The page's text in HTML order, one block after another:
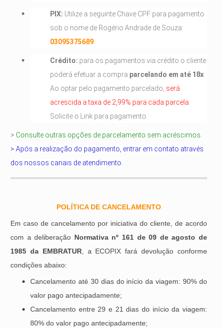
PIX: Utilize a seguinte Chave CPF para pagamento
sob o nome de Rogério Andrade de Souza:
03095375689
Crédito: para os pagamentos via crédito o cliente
poderá efetuar a compra parcelando em até 18x.
Ao optar pelo pagamento parcelado, será
acrescida a taxa de 2,99% para cada parcela.
Solicite o Link para pagamento.
> Consulte outras opções de parcelamento sem acréscimos.
> Após a realização do pagamento, entrar em contato através
dos nossos canais de atendimento.
POLÍTICA DE CANCELAMENTO
Em caso de cancelamento por iniciativa do cliente, de acordo
com a deliberação Normativa nº 161 de 09 de agosto de
1985 da EMBRATUR, a ECOPIX fará devolução conforme
condições abaixo:
Cancelamento até 30 dias do início da viagem: 90% do
valor pago antecipadamente;
Cancelamento entre 29 e 21 dias do início da viagem:
80% do valor pago antecipadamente;